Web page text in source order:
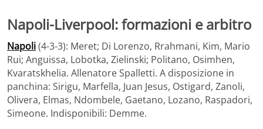
Napoli-Liverpool: formazioni e arbitro
Napoli(4-3-3): Meret; Di Lorenzo, Rrahmani, Kim, Mario
Rui; Anguissa, Lobotka, Zielinski; Politano, Osimhen,
Kvaratskhelia. Allenatore Spalletti. A disposizione in
panchina: Sirigu, Marfella, Juan Jesus, Ostigard, Zanoli,
Olivera, Elmas, Ndombele, Gaetano, Lozano, Raspadori,
Simeone. Indisponibili: Demme.